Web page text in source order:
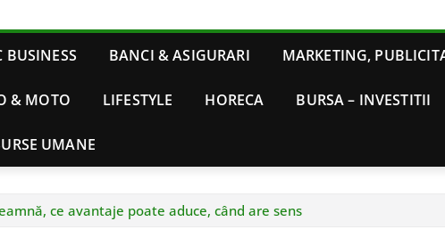
BUSINESS BANCI & ASIGURARI MARKETING,
& MOTO LIFESTYLE HORECA BURSA – INVESTITII
UMANE
ce avantaje poate aduce, când are sens